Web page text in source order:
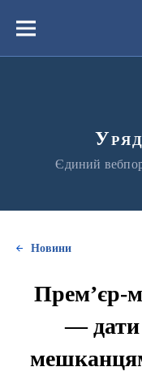
вмістуМеню
Єдиний
Новини
Прем’єр-
— дати